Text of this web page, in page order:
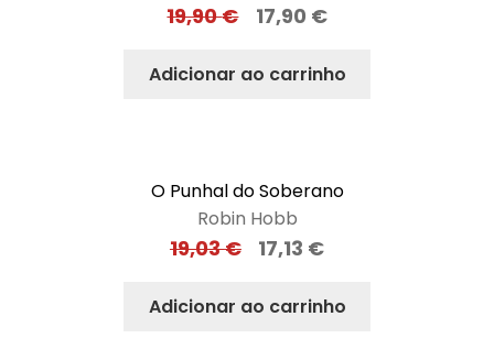
19,90€ 17,90 €
Adicionar ao carrinho
O Punhal do Soberano
Robin Hobb
19,03€ 17,13 €
Adicionar ao carrinho